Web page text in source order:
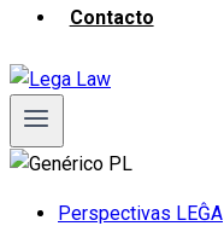
Contacto
Perspectivas LEĜA